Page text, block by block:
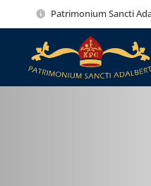
Patrimonium Sancti